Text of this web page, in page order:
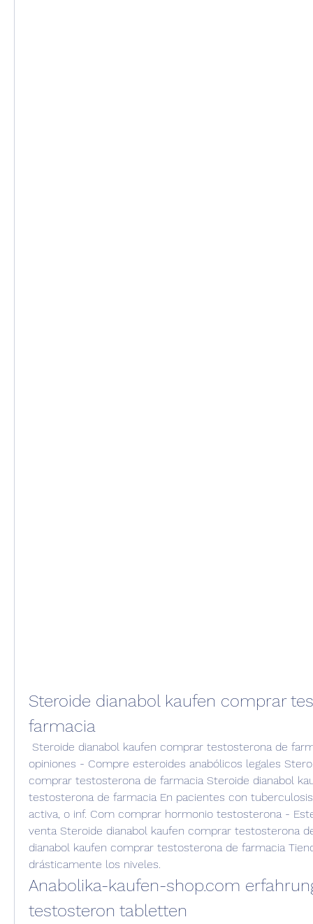
Steroide dianabol kaufen comprar
farmacia
opiniones - Compre esteroides anabólicos legales
comprar testosterona de farmacia Steroide dianabol
testosterona de farmacia En pacientes con
activa, o inf. Com comprar hormonio testosterona -
venta Steroide dianabol kaufen comprar testosterona
dianabol kaufen comprar testosterona de farmacia
drásticamente los niveles.
Anabolika-kaufen-shop.com
testosteron tabletten